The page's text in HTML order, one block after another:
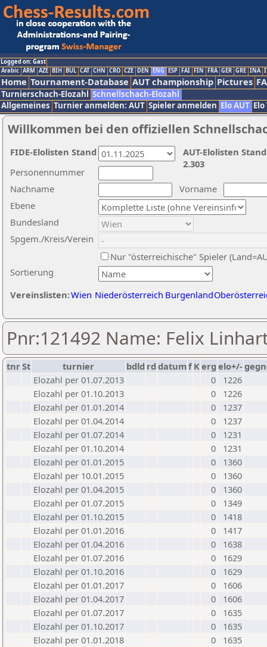
Logged on: Gast
Arabic ARM AZE BIH BUL CAT CHN CRO CZE DEN ENG ESP FAI FIN FRA GER GRE INA
Home Tournament-Database AUT championship Pictures
Turnierschach-Elozahl Schnellschach-Elozahl
Allgemeines Turnier anmelden: AUT Spieler anmelden Elo AUT
Willkommen bei den offiziellen
Nachname
Vorname
Ebene
Sortierung
Personennummer
Bundesland
Spgem./Kreis/Verein
Nur "österreichische" Spieler
Vereinslisten:Wien Niederösterreich Burgenland
AUT-Elolisten
2.303
FIDE-Elolisten Stand
Pnr:121492 Name: Felix
tnrSt turnier bdld rd datumf Kerg elo+/-
Elozahl per 01.07.2013
0
1226
Elozahl per 01.10.2013
0
1226
Elozahl per 01.01.2014
0
1237
Elozahl per 01.04.2014
0
1237
Elozahl per 01.07.2014
0
1231
Elozahl per 01.10.2014
0
1231
Elozahl per 01.01.2015
0
1360
Elozahl per 10.01.2015
0
1360
Elozahl per 01.04.2015
0
1360
Elozahl per 01.07.2015
0
1349
Elozahl per 01.10.2015
0
1418
Elozahl per 01.01.2016
0
1417
Elozahl per 01.04.2016
0
1638
Elozahl per 01.07.2016
0
1629
Elozahl per 01.10.2016
0
1629
Elozahl per 01.01.2017
0
1606
Elozahl per 01.04.2017
0
1606
Elozahl per 01.07.2017
0
1635
Elozahl per 01.10.2017
0
1635
Elozahl per 01.01.2018
0
1635